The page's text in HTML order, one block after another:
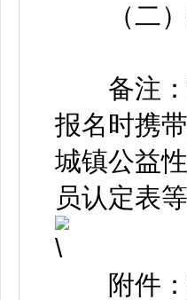
（二）
备注：
报名时携
城镇公益
员认定表
附件：